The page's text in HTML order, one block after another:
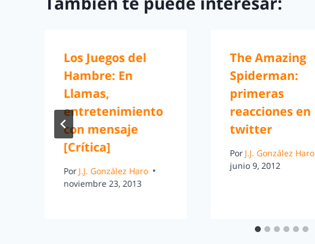
Los Juegos del
Hambre: En
Llamas,
entretenimiento
con mensaje
[Crítica]
PorJ.J. González Haro
noviembre 23, 2013
The Amazing
Spiderman:
primeras
reacciones en
twitter
Por J.J. González Haro
junio 9, 2012